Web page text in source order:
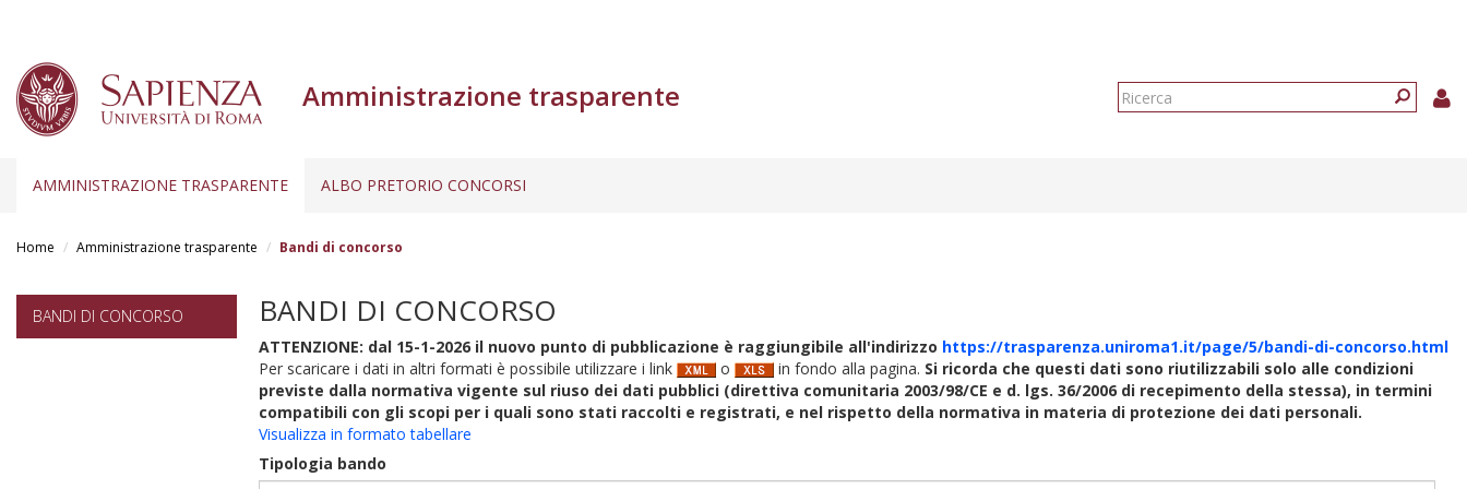
Amministrazione trasparente
Form
AMMINISTRAZIONE TRASPARENTE ALBO PRETORIO CONCORSI
Home Amministrazione trasparente Bandi di concorso
BANDI DI CONCORSO BANDI DI CONCORSO
ATTENZIONE: dal 15-1-2026 il nuovo punto di pubblicazione è raggiungibile all'indirizzo https://trasparenza.uniroma1.it/page/5/bandi-di-concorso.html
Per scaricare i dati in altri formati è possibile utilizzare i link
o in fondo alla pagina. Si ricorda che questi dati sono riutilizzabili solo alle condizioni
previste dalla normativa vigente sul riuso dei dati pubblici (direttiva comunitaria 2003/98/CE e d. lgs. 36/2006 di recepimento della stessa), in termini
compatibili con gli scopi per i quali sono stati raccolti e registrati, e nel rispetto della normativa in materia di protezione dei dati personali.
Visualizza in formato tabellare
Tipologia bando